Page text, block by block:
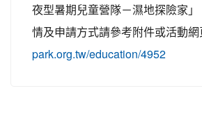
夜型暑期兒童營隊－濕地探險家
情及申請方式請參考附件或活動網
park.org.tw/education/4952